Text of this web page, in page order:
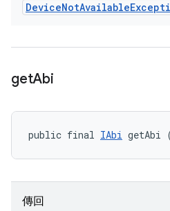
DeviceNotAvailable
getAbi
public final IAbi getAbi
傳回